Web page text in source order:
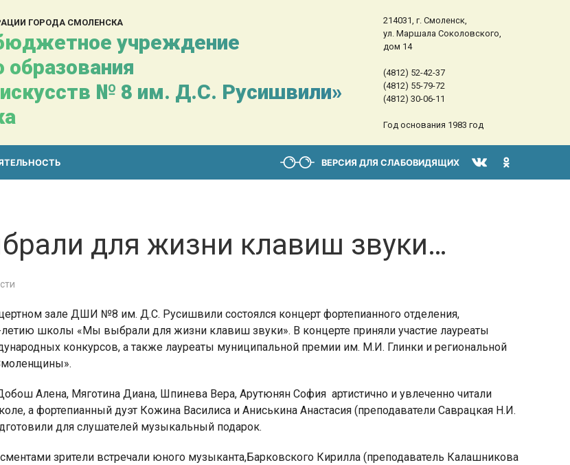
ГОРОДА СМОЛЕНСКА
учреждение
образования
№ 8 им. Д.С. Русишвили»
214031, г. Смоленск,
ул. Маршала Соколовского,
дом 14
(4812) 52-42-37
(4812) 55-79-72
(4812) 30-06-11
Год основания 1983 год
ВЕРСИЯ ДЛЯ СЛАБОВИДЯЩИХ
4-6 лет
1-5 июня, Летняя
творческая мастерская
для жизни клавиш звуки…
зале ДШИ №8 им. Д.С. Русишвили состоялся концерт фортепианного отделения,
школы «Мы выбрали для жизни клавиш звуки». В концерте приняли участие лауреаты
конкурсов, а также лауреаты муниципальной премии им. М.И. Глинки и региональной
Алена, Мяготина Диана, Шпинева Вера, Арутюнян София артистично и увлеченно читали
а фортепианный дуэт Кожина Василиса и Аниськина Анастасия (преподаватели Саврацкая Н.И.
для слушателей музыкальный подарок.
зрители встречали юного музыканта,Барковского Кирилла (преподаватель Калашникова